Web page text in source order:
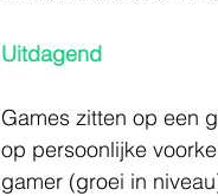
Uitdagend
Games zitten op een
op persoonlijke
gamer (groei in